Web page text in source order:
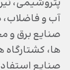
پتروشیمی،
آب و فاضلاب،
صنایع برق و
ها،
صنایع